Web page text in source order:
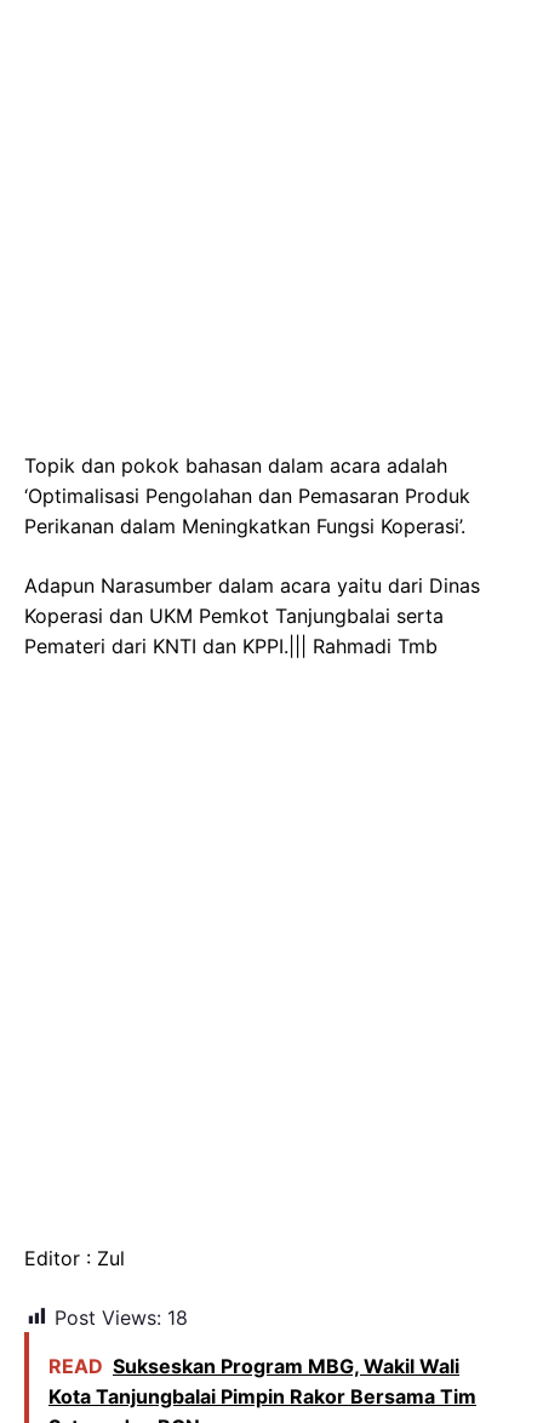
Topik dan pokok bahasan dalam acara adalah
‘Optimalisasi Pengolahan dan Pemasaran Produk
Perikanan dalam Meningkatkan Fungsi Koperasi’.
Adapun Narasumber dalam acara yaitu dari Dinas
Koperasi dan UKM Pemkot Tanjungbalai serta
Pemateri dari KNTI dan KPPI.||| Rahmadi Tmb
Editor : Zul
Post Views: 18
READ Sukseskan Program MBG, Wakil Wali
Kota Tanjungbalai Pimpin Rakor Bersama Tim